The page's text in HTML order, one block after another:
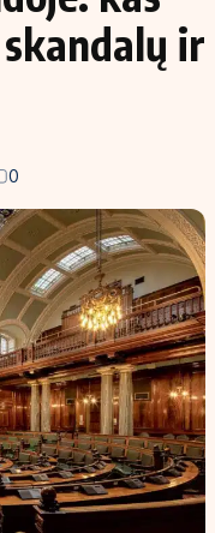
išmokos skaičiuoklė
skaičiuoklė
finansai
naujienos
ir
0